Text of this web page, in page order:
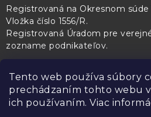
Tento web používa súbory
prechádzaním tohto webu
ich používaním. Viac
Registrovaná na Okresnom súde
Vložka číslo 1556/R.
Registrovaná Úradom pre
zozname podnikateľov.
PL Servis Kontroltech